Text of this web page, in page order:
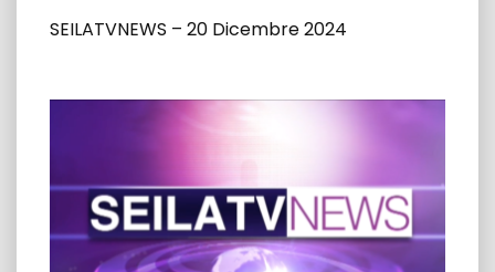
SEILATVNEWS – 20 Dicembre 2024